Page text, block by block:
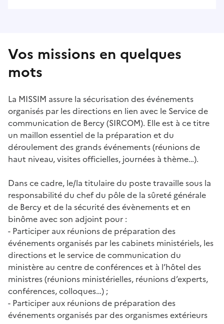
Vos missions en quelques
mots
La MISSIM assure la sécurisation des événements
organisés par les directions en lien avec le Service de
communication de Bercy (SIRCOM). Elle est à ce titre
un maillon essentiel de la préparation et du
déroulement des grands événements (réunions de
haut niveau, visites officielles, journées à thème…).
Dans ce cadre, le/la titulaire du poste travaille sous la
responsabilité du chef du pôle de la sûreté générale
de Bercy et de la sécurité des évènements et en
binôme avec son adjoint pour :
- Participer aux réunions de préparation des
événements organisés par les cabinets ministériels, les
directions et le service de communication du
ministère au centre de conférences et à l’hôtel des
ministres (réunions ministérielles, réunions d’experts,
conférences, colloques…) ;
- Participer aux réunions de préparation des
événements organisés par des organismes extérieurs